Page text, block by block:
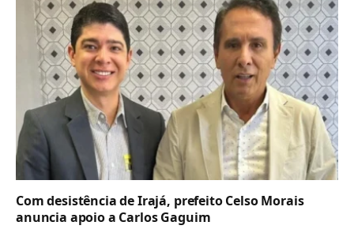
Com desistência de Irajá, prefeito Celso Morais
anuncia apoio a Carlos Gaguim